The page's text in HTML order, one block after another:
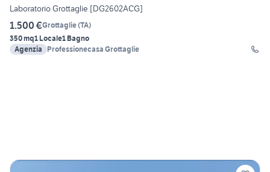
Laboratorio Grottaglie [DG2602ACG]
1.500 €Grottaglie(TA)
350 mq1 Locale1 Bagno
Agenzia
Professionecasa Grottaglie